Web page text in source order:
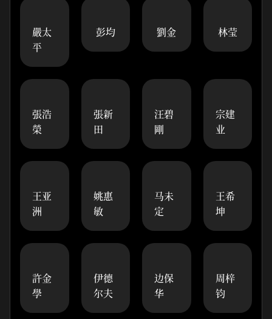
嚴太
平
彭均 劉金 林莹
張浩
榮
張新
田
汪碧
剛
宗建
业
王亚
洲
姚惠
敏
马未
定
王希
坤
許金
學
伊德
尔夫
边保
华
周梓
钧